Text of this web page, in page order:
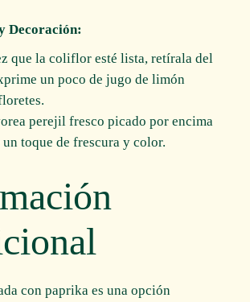
Decoración:
que la coliflor esté lista, retírala del
un poco de jugo de limón
perejil fresco picado por encima
toque de frescura y color.
con paprika es una opción